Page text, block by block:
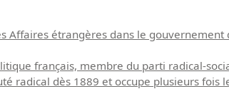
Affaires étrangères dans le
français, membre du parti radical-
radical dès 1889 et occupe plusieurs